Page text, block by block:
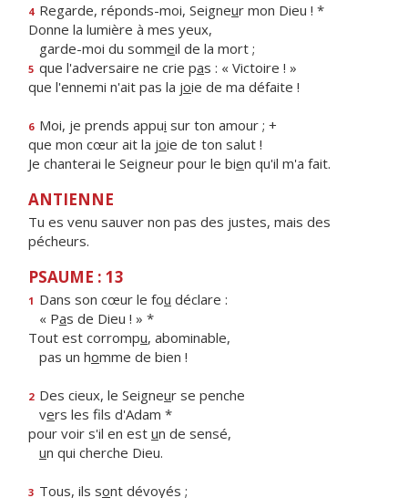
4 Regarde, réponds-moi, Seigneur mon Dieu ! *
Donne la lumière à mes yeux,
garde-moi du sommeil de la mort ;
5 que l'adversaire ne crie pas : « Victoire ! »
que l'ennemi n'ait pas la joie de ma défaite !
6 Moi, je prends appui sur ton amour ; +
que mon cœur ait la joie de ton salut !
Je chanterai le Seigneur pour le bien qu'il m'a fait.
ANTIENNE
Tu es venu sauver non pas des justes, mais des
pécheurs.
PSAUME : 13
1 Dans son cœur le fou déclare :
« Pas de Dieu ! » *
Tout est corrompu, abominable,
pas un homme de bien !
2 Des cieux, le Seigneur se penche
vers les fils d'Adam *
pour voir s'il en est un de sensé,
un qui cherche Dieu.
3 Tous, ils sont dévoyés ;